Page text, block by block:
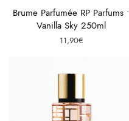
Ajouter au panier
Brume Parfumée RP Parfums •
Vanilla Sky 250ml
11,90€